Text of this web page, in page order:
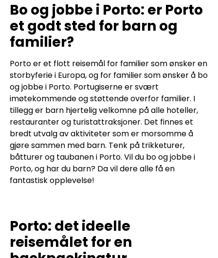
Bo og jobbe i Porto: er Porto
et godt sted for barn og
familier?
Porto er et flott reisemål for familier som ønsker en
storbyferie i Europa, og for familier som ønsker å bo
og jobbe i Porto. Portugiserne er svært
imøtekommende og støttende overfor familier. I
tillegg er barn hjertelig velkomne på alle hoteller,
restauranter og turistattraksjoner. Det finnes et
bredt utvalg av aktiviteter som er morsomme å
gjøre sammen med barn. Tenk på trikketurer,
båtturer og taubanen i Porto. Vil du bo og jobbe i
Porto, og har du barn? Da vil dere alle få en
fantastisk opplevelse!
Porto: det ideelle
reisemålet for en